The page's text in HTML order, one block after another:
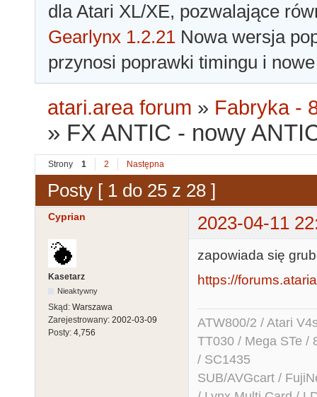
dla Atari XL/XE, pozwalające
Gearlynx 1.2.21 Nowa wersja
przynosi poprawki timingu i
atari.area forum » Fabryka -
» FX ANTIC - nowy
Strony 1 2 Następna
Posty [ 1 do 25 z 28 ]
Cyprian 2023-04-11
Kasetarz
Nieaktywny
Skąd: Warszawa
Zarejestrowany: 2002-03-09
Posty: 4,756
zapowiada się
https://
ATW800/2 / Atari
TT030 / Mega STe /
/ SC1435
SUB/AVGcart /